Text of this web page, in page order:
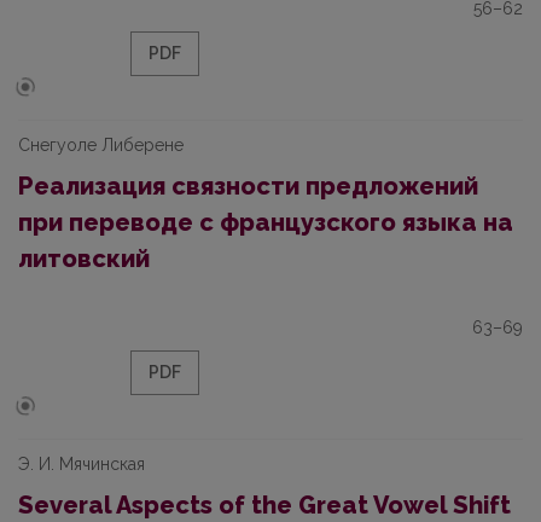
56–62
PDF
Снегуоле Либерене
Реализация связности предложений
при переводе с французского языка на
литовский
63–69
PDF
Э. И. Мячинская
Several Aspects of the Great Vowel Shift